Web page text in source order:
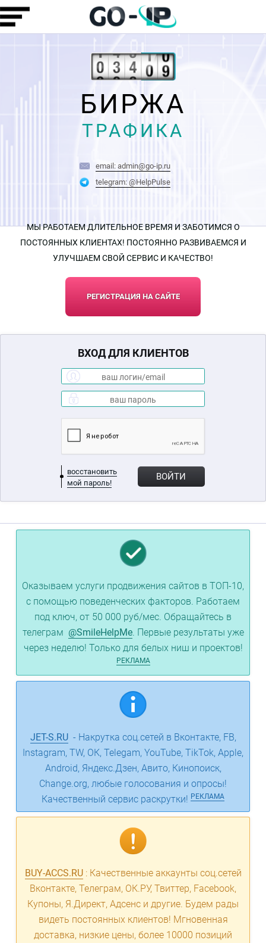
БИРЖА
ТРАФИКА
email: admin@go-ip.ru
telegram: @HelpPulse
МЫ РАБОТАЕМ ДЛИТЕЛЬНОЕ ВРЕМЯ И ЗАБОТИМСЯ О
ПОСТОЯННЫХ КЛИЕНТАХ! ПОСТОЯННО РАЗВИВАЕМСЯ И
УЛУЧШАЕМ СВОЙ СЕРВИС И КАЧЕСТВО!
РЕГИСТРАЦИЯ НА САЙТЕ
ВХОД ДЛЯ КЛИЕНТОВ
восстановить
мой пароль!
ВОЙТИ
Оказываем услуги продвижения сайтов в ТОП-10,
с помощью поведенческих факторов. Работаем
под ключ, от 50 000 руб/мес. Обращайтесь в
телеграм @SmileHelpMe. Первые результаты уже
через неделю! Только для белых ниш и проектов!
РЕКЛАМА
JET-S.RU- Накрутка соц.сетей в Вконтакте, FB,
Instagram, TW, ОК, Telegam, YouTube, TikTok, Apple,
Android, Яндекс.Дзен, Авито, Кинопоиск,
Change.org, любые голосования и опросы!
Качественный сервис раскрутки! РЕКЛАМА
BUY-ACCS.RU: Качественные аккаунты соц.сетей
Вконтакте, Телеграм, ОК.РУ, Твиттер, Facebook,
Купоны, Я.Директ, Адсенс и другие. Будем рады
видеть постоянных клиентов! Мгновенная
доставка, низкие цены, более 10000 позиций